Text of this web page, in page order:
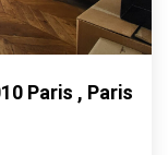
Paris , Paris